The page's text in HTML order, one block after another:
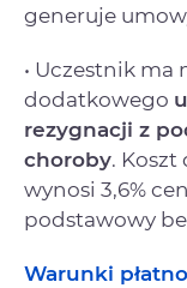
generuje
• Uczestnik
dodatkowego
rezygnacji z
choroby.
wynosi 3,6%
podstawowy
Warunki